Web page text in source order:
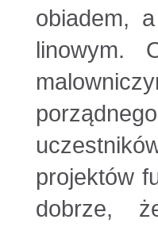
obiadem,
linowym.
projektów
dobrze,